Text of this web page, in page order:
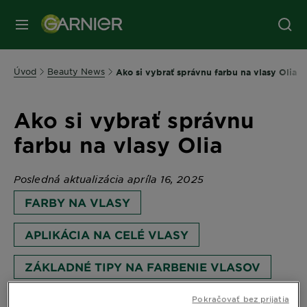
Úvod Beauty News Ako si vybrať správnu farbu na vlasy Olia
Ako si vybrať správnu
farbu na vlasy Olia
Posledná aktualizácia apríla 16, 2025
FARBY NA VLASY
APLIKÁCIA NA CELÉ VLASY
ZÁKLADNÉ TIPY NA FARBENIE VLASOV
Pokračovať bez prijatia